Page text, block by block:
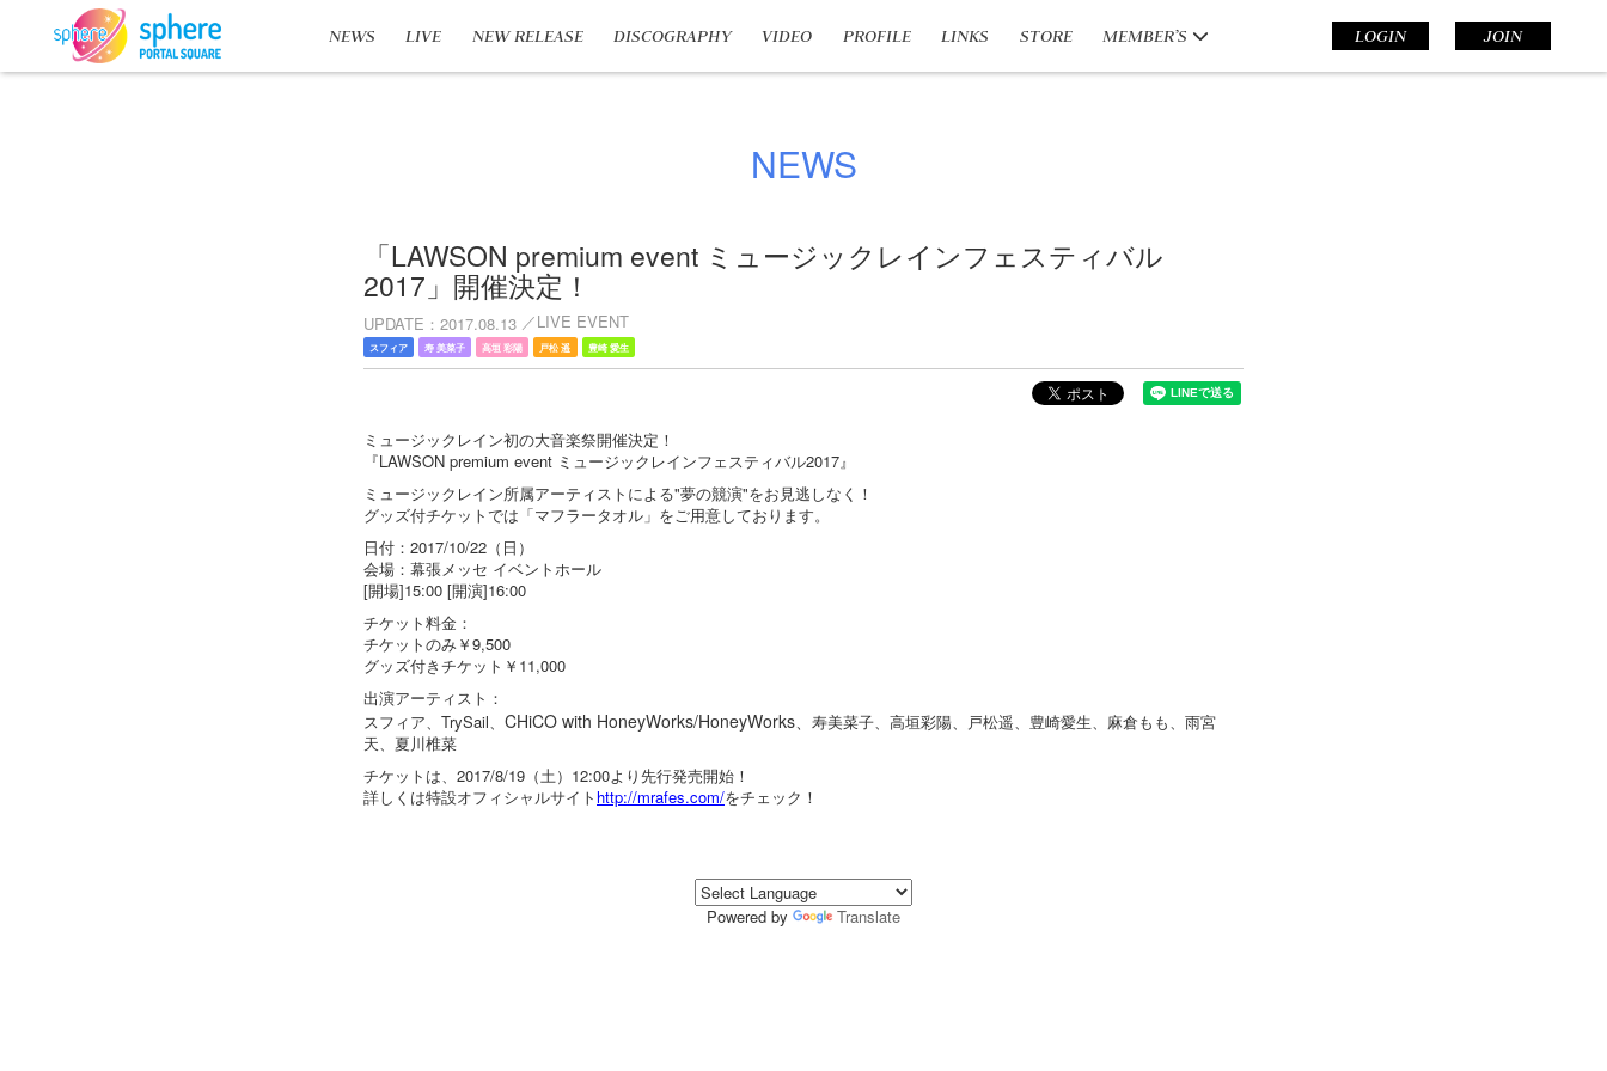
NEWS LIVE NEW RELEASE DISCOGRAPHY VIDEO PROFILE LINKS STORE MEMBER’S LOGIN JOIN
NEWS
「LAWSON premium event ミュージックレインフェスティバル
2017」開催決定！
UPDATE 2017.08.13 LIVE EVENT
スフィア 寿 美菜子 高垣 彩陽 戸松 遥 豊崎 愛生
ミュージックレイン初の大音楽祭開催決定！
『LAWSON premium event ミュージックレインフェスティバル2017』
ミュージックレイン所属アーティストによる"夢の競演"をお見逃しなく！
グッズ付チケットでは「マフラータオル」をご用意しております。
日付：2017/10/22（日）
会場：幕張メッセ イベントホール
[開場]15:00 [開演]16:00
チケット料金：
チケットのみ￥9,500
グッズ付きチケット￥11,000
出演アーティスト：
スフィア、TrySail、 CHiCO with HoneyWorks/HoneyWorks、 寿美菜子、高垣彩陽、戸松遥、豊崎愛生、麻倉もも、雨宮
天、夏川椎菜
チケットは、2017/8/19（土）12:00より先行発売開始！
詳しくは特設オフィシャルサイト http://mrafes.com/をチェック！
Powered by Translate